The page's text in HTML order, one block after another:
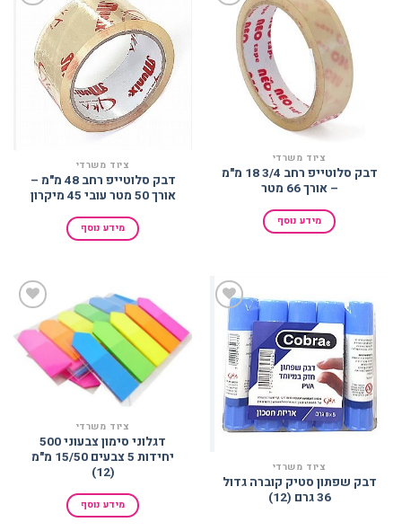
למועדפים
ציוד משרדי
דבק סלוטייפ רחב 3/4 18 מ"מ
– אורך 66 מטר
מידע נוסף
ציוד משרדי
דבק סלוטייפ רחב 48 מ"מ –
אורך 50 מטר עובי 45 מיקרון
מידע נוסף
למועדפים
ציוד משרדי
דבק שפתון סטיק קוברה גדול
36 גרם (12)
הוסף
ציוד משרדי
דגלוני סימון צבעוני 500
יחידות 5 צבעים 15/50 מ"מ
(12)
מידע נוסף